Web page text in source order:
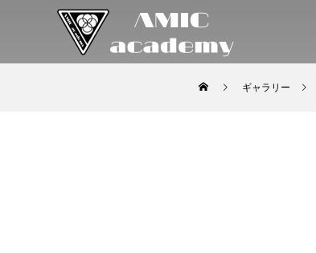
ギャラリー